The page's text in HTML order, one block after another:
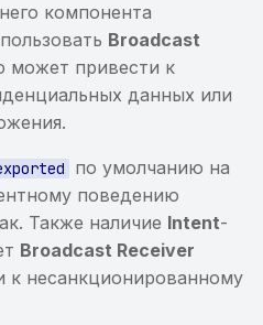
компонента
Broadcast
может привести к
данных или
по умолчанию на
поведению
Также наличие Intent-
Broadcast Receiver
несанкционированному